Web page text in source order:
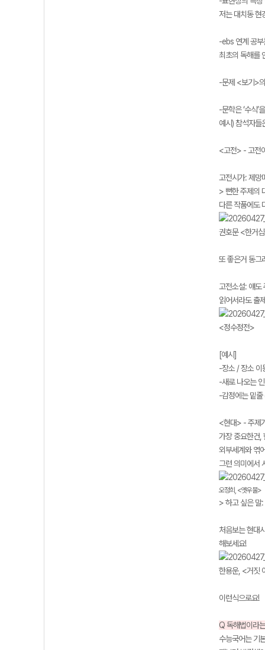
저는 대치동 현
-ebs 연계 공부
최초의 독해를
-문제 <보기>
-문학은 ‘수식’
예시) 참석자들
<고전> - 고전
고전시가: 제망
> 뻔한 주제의
다른 작품에도
권호문 <한거
또 좋은거 동그
고전소설: 얘도
읽어서라도 출
<정수정전>
[예시]
-장소 / 장소 이
-새로 나오는
-감정에는 밑줄
<현대> - 주제
가장 중요한건,
외부세계와 엮
그런 의미에서
오정희, <옛우물>
> 하고 싶은 말
처음보는 현대
해보세요!
한용운, <거짓
이런식으로요!
Q 독해법이라
수능국어는 기